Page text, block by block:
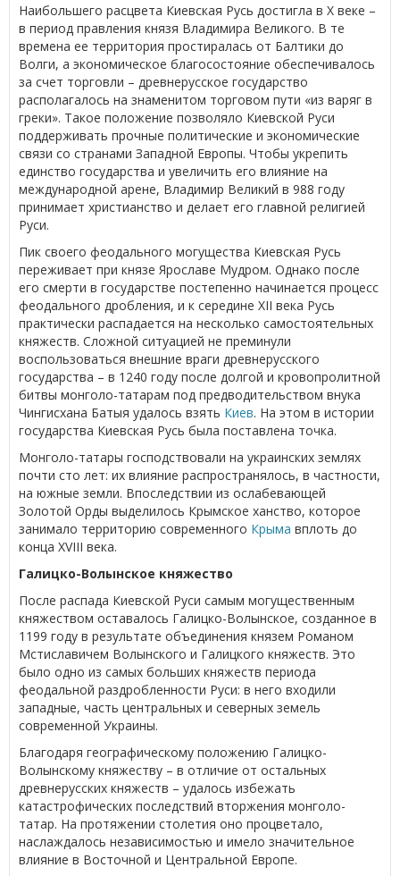
Наибольшего расцвета Киевская Русь достигла в Х веке –
в период правления князя Владимира Великого. В те
времена ее территория простиралась от Балтики до
Волги, а экономическое благосостояние обеспечивалось
за счет торговли – древнерусское государство
располагалось на знаменитом торговом пути «из варяг в
греки». Такое положение позволяло Киевской Руси
поддерживать прочные политические и экономические
связи со странами Западной Европы. Чтобы укрепить
единство государства и увеличить его влияние на
международной арене, Владимир Великий в 988 году
принимает христианство и делает его главной религией
Руси.
Пик своего феодального могущества Киевская Русь
переживает при князе Ярославе Мудром. Однако после
его смерти в государстве постепенно начинается процесс
феодального дробления, и к середине XII века Русь
практически распадается на несколько самостоятельных
княжеств. Сложной ситуацией не преминули
воспользоваться внешние враги древнерусского
государства – в 1240 году после долгой и кровопролитной
битвы монголо-татарам под предводительством внука
Чингисхана Батыя удалось взять Киев. На этом в истории
государства Киевская Русь была поставлена точка.
Монголо-татары господствовали на украинских землях
почти сто лет: их влияние распространялось, в частности,
на южные земли. Впоследствии из ослабевающей
Золотой Орды выделилось Крымское ханство, которое
занимало территорию современного Крыма вплоть до
конца XVIII века.
Галицко-Волынское княжество
После распада Киевской Руси самым могущественным
княжеством оставалось Галицко-Волынское, созданное в
1199 году в результате объединения князем Романом
Мстиславичем Волынского и Галицкого княжеств. Это
было одно из самых больших княжеств периода
феодальной раздробленности Руси: в него входили
западные, часть центральных и северных земель
современной Украины.
Благодаря географическому положению Галицко-
Волынскому княжеству – в отличие от остальных
древнерусских княжеств – удалось избежать
катастрофических последствий вторжения монголо-
татар. На протяжении столетия оно процветало,
наслаждалось независимостью и имело значительное
влияние в Восточной и Центральной Европе.